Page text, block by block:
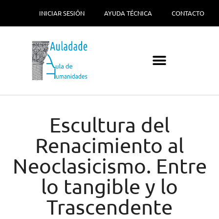
INICIAR SESIÓN AYUDA TÉCNICA CONTACTO
Escultura del
Renacimiento al
Neoclasicismo. Entre
lo tangible y lo
Trascendente